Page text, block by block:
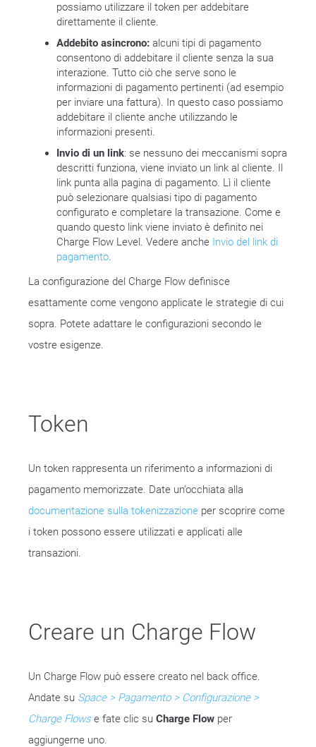
possiamo utilizzare il token per addebitare
direttamente il cliente.
Addebito asincrono: alcuni tipi di pagamento
consentono di addebitare il cliente senza la sua
interazione. Tutto ciò che serve sono le
informazioni di pagamento pertinenti (ad esempio
per inviare una fattura). In questo caso possiamo
addebitare il cliente anche utilizzando le
informazioni presenti.
Invio di un link: se nessuno dei meccanismi sopra
descritti funziona, viene inviato un link al cliente. Il
link punta alla pagina di pagamento. Lì il cliente
può selezionare qualsiasi tipo di pagamento
configurato e completare la transazione. Come e
quando questo link viene inviato è definito nei
Charge Flow Level. Vedere anche Invio del link di
pagamento.
La configurazione del Charge Flow definisce
esattamente come vengono applicate le strategie di cui
sopra. Potete adattare le configurazioni secondo le
vostre esigenze.
Token
Un token rappresenta un riferimento a informazioni di
pagamento memorizzate. Date un’occhiata alla
documentazione sulla tokenizzazione per scoprire come
i token possono essere utilizzati e applicati alle
transazioni.
Creare un Charge Flow
Un Charge Flow può essere creato nel back office.
Andate su Space > Pagamento > Configurazione >
Charge Flowse fate clic su Charge Flow per
aggiungerne uno.